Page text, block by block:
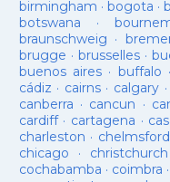
birmingham · bogota ·
botswana ·
braunschweig ·
brugge · brusselles·
buenos aires· buffalo ·
cádiz · cairns· calgary ·
canberra · cancun ·
cardiff· cartagena ·
charleston · chelmsford
chicago · christchurch
cochabamba · coimbra ·